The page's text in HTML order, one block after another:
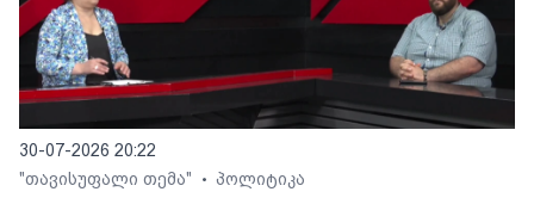
30-07-2026 20:22
"თავისუფალი თემა"
• პოლიტიკა